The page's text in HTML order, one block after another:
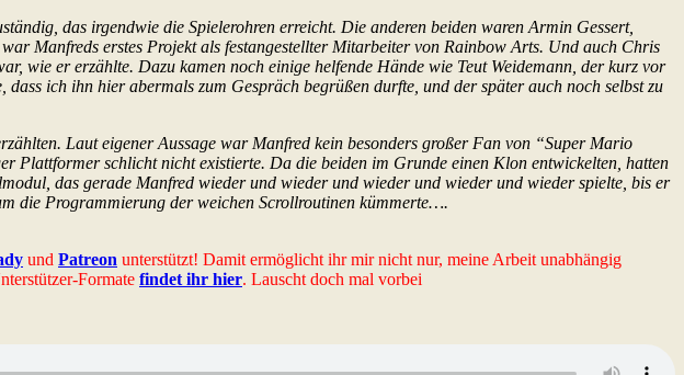
das irgendwie die Spielerohren erreicht. Die anderen beiden waren Armin Gessert,
Manfreds erstes Projekt als festangestellter Mitarbeiter von Rainbow Arts. Und auch Chris
wie er erzählte. Dazu kamen noch einige helfende Hände wie Teut Weidemann, der kurz vor
ich ihn hier abermals zum Gespräch begrüßen durfte, und der später auch noch selbst zu
Laut eigener Aussage war Manfred kein besonders großer Fan von “Super Mario
Plattformer schlicht nicht existierte. Da die beiden im Grunde einen Klon entwickelten, hatten
das gerade Manfred wieder und wieder und wieder und wieder und wieder spielte, bis er
die Programmierung der weichen Scrollroutinen kümmerte….
und Patreon unterstützt! Damit ermöglicht ihr mir nicht nur, meine Arbeit unabhängig
Formate findet ihr hier. Lauscht doch mal vorbei